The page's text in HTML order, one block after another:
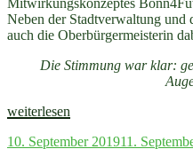
Mitwirkungskonzeptes
Neben der Stadtverwaltung und
auch die Oberbürgermeisterin
Die Stimmung war klar:
„Pressemitteilung:
–
weiterlesen
Veröffentlicht
10. September 201911.